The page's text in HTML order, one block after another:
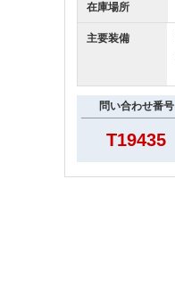
在庫場所
主要装備
問い合わせ番号
T19435